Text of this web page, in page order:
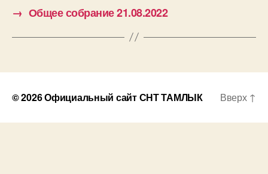
→ Общее собрание 21.08.2022
© 2026Официальный сайт СНТ ТАМЛЫК Вверх ↑